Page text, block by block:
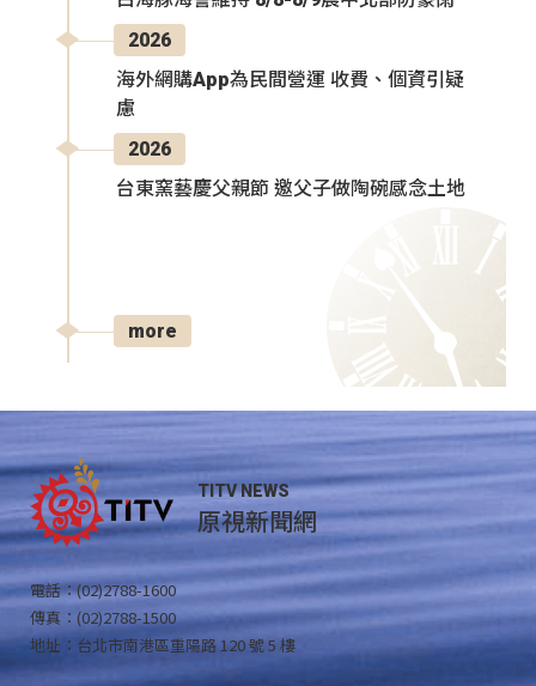
2026
海外網購App為民間營運 收費、個資引疑
慮
2026
台東窯藝慶父親節 邀父子做陶碗感念土地
more
TITV NEWS
原視新聞網
電話：(02)2788-1600
傳真：(02)2788-1500
地址：台北市南港區重陽路 120 號 5 樓